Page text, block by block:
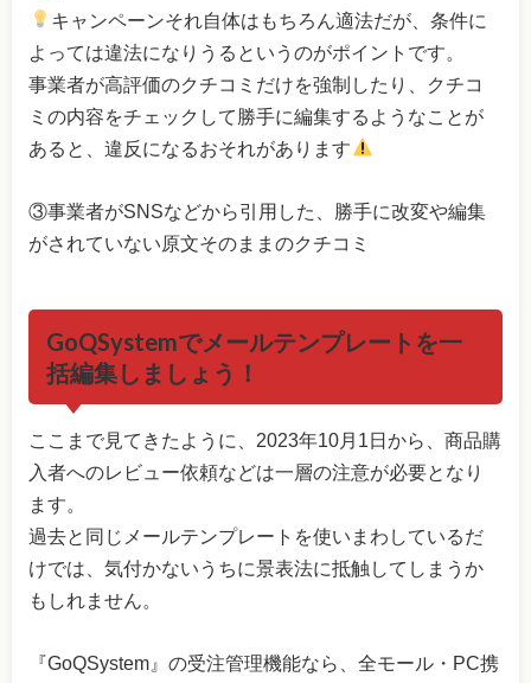
キャンペーンそれ自体はもちろん適法だが、条件に
よっては違法になりうるというのがポイントです。
事業者が高評価のクチコミだけを強制したり、クチコ
ミの内容をチェックして勝手に編集するようなことが
あると、違反になるおそれがあります
③事業者がSNSなどから引用した、勝手に改変や編集
がされていない原文そのままのクチコミ
GoQSystemでメールテンプレートを一
括編集しましょう！
ここまで見てきたように、2023年10月1日から、商品購
入者へのレビュー依頼などは一層の注意が必要となり
ます。
過去と同じメールテンプレートを使いまわしているだ
けでは、気付かないうちに景表法に抵触してしまうか
もしれません。
『GoQSystem』の受注管理機能なら、全モール・PC携